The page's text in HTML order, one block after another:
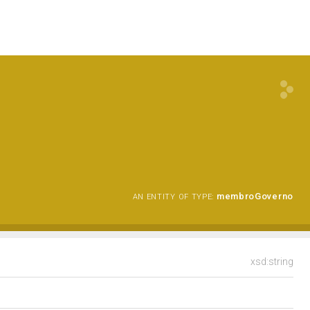
AN ENTITY OF TYPE: membroGoverno
xsd:string